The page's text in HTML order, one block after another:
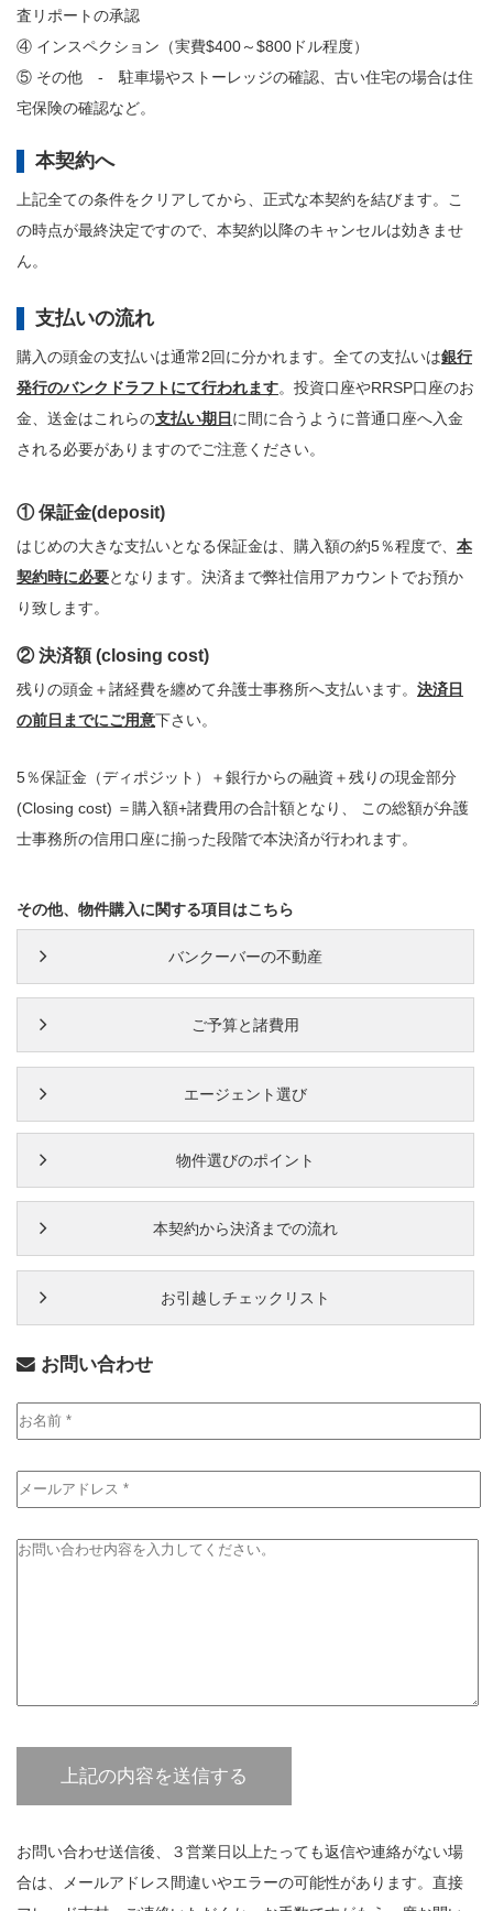
査リポートの承認
④ インスペクション（実費$400～$800ドル程度）
⑤ その他 - 駐車場やストーレッジの確認、古い住宅の場合は住
宅保険の確認など。
本契約へ
上記全ての条件をクリアしてから、正式な本契約を結びます。こ
の時点が最終決定ですので、本契約以降のキャンセルは効きませ
ん。
支払いの流れ
購入の頭金の支払いは通常2回に分かれます。全ての支払いは銀行
発行のバンクドラフトにて行われます。投資口座やRRSP口座のお
金、送金はこれらの支払い期日 に間に合うように普通口座へ入金
される必要がありますのでご注意ください。
① 保証金(deposit)
はじめの大きな支払いとなる保証金は、購入額の約5％程度で、 本
契約時に必要となります。決済まで弊社信用アカウントでお預か
り致します。
② 決済額 (closing cost)
残りの頭金＋諸経費を纏めて弁護士事務所へ支払います。 決済日
の前日までにご用意下さい。
5％保証金（ディポジット）＋銀行からの融資＋残りの現金部分
(Closing cost) ＝購入額+諸費用の合計額となり、 この総額が弁護
士事務所の信用口座に揃った段階で本決済が行われます。
その他、物件購入に関する項目はこちら
バンクーバーの不動産
ご予算と諸費用
エージェント選び
物件選びのポイント
本契約から決済までの流れ
お引越しチェックリスト
お問い合わせ
お問い合わせ送信後、３営業日以上たっても返信や連絡がない場
合は、メールアドレス間違いやエラーの可能性があります。直接